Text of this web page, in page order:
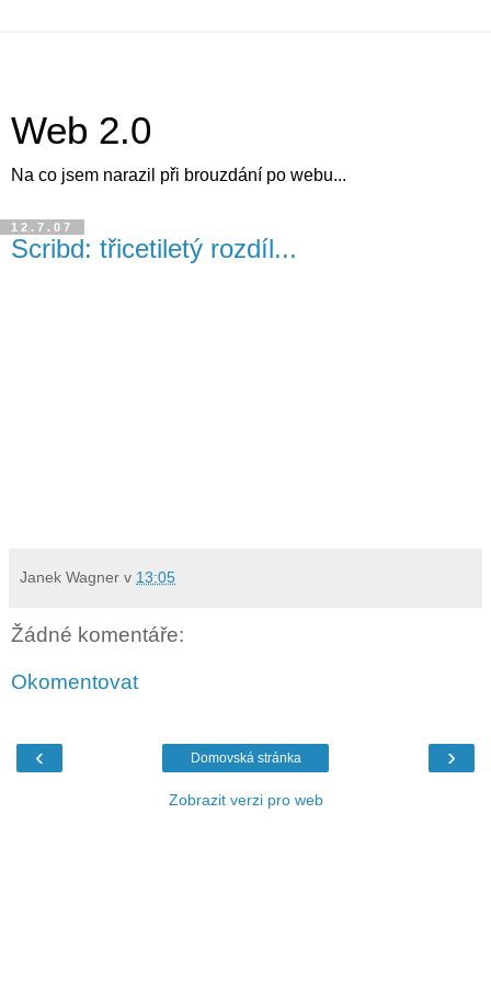
Web 2.0
Na co jsem narazil při brouzdání po webu...
12.7.07
Scribd: třicetiletý rozdíl...
Janek Wagner v 13:05
Žádné komentáře:
Okomentovat
‹ ›
Domovská stránka
Zobrazit verzi pro web